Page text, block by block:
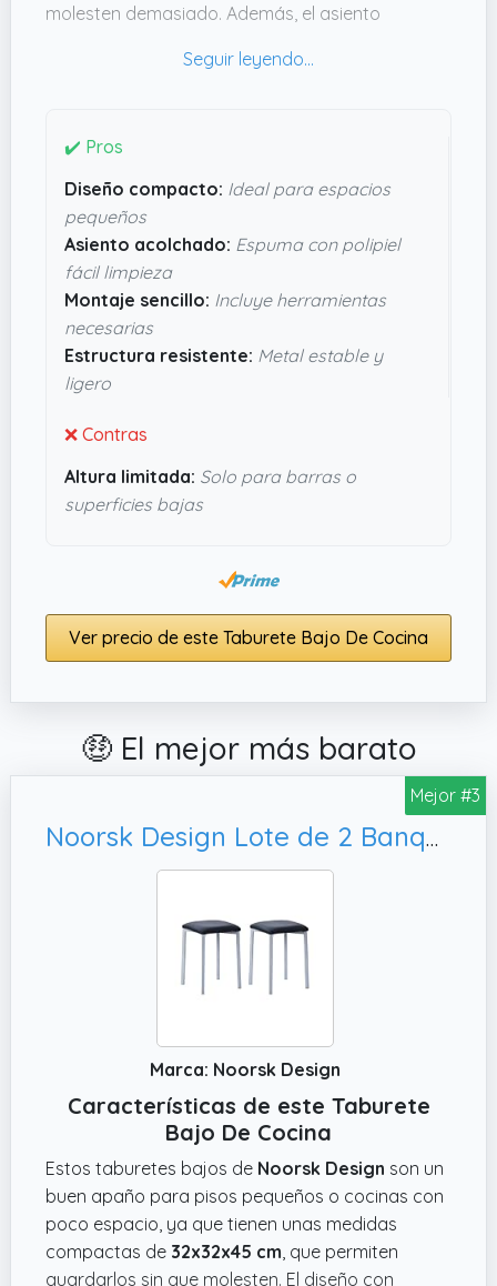
molesten demasiado. Además, el asiento
que se limpien rápido tras una comida o café,
sin ser pesada, con solo un peso de2.7 kg
uno, así que moverlos no es nada pesado. Lo
bueno es que el montaje es sencillo y viene con
todo lo necesario, sin líos de buscar
herramientas extras. En resumen, tiene pinta de
ajustarse bien a la vida diaria de alguien que
valora diseño sin complicarse, y no parece un
gasto absurdo para un mueble básico y
✔️ Pros
Diseño compacto: Ideal para espacios
pequeños
Asiento acolchado: Espuma con polipiel
fácil limpieza
Montaje sencillo: Incluye herramientas
necesarias
Estructura resistente: Metal estable y
ligero
❌ Contras
Altura limitada: Solo para barras o
superficies bajas
Ver precio de este Taburete Bajo De Cocina
🤑 El mejor más barato
Mejor #3
Noorsk Design Lote de 2 Banquetas Cocina - Taburete Bajo con Estructura Metálica Gris Epoxi y Asiento de Madera de DM con Espuma, 32x32x45 cm (Negro)
Marca: Noorsk Design
Características de este Taburete
Bajo De Cocina
Estos taburetes bajos de Noorsk Design son un
buen apaño para pisos pequeños o cocinas con
poco espacio, ya que tienen unas medidas
compactas de 32x32x45 cm , que permiten
guardarlos sin que molesten. El diseño con